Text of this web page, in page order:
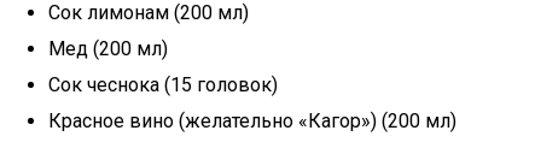
Сок лимонам (200 мл)
Мед (200 мл)
Сок чеснока (15 головок)
Красное вино (желательно «Кагор») (200 мл)